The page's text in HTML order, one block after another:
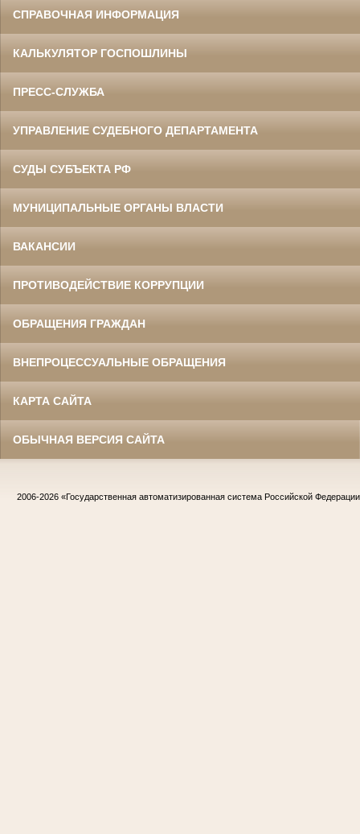
СПРАВОЧНАЯ ИНФОРМАЦИЯ
КАЛЬКУЛЯТОР ГОСПОШЛИНЫ
ПРЕСС-СЛУЖБА
УПРАВЛЕНИЕ СУДЕБНОГО ДЕПАРТАМЕНТА
СУДЫ СУБЪЕКТА РФ
МУНИЦИПАЛЬНЫЕ ОРГАНЫ ВЛАСТИ
ВАКАНСИИ
ПРОТИВОДЕЙСТВИЕ КОРРУПЦИИ
ОБРАЩЕНИЯ ГРАЖДАН
ВНЕПРОЦЕССУАЛЬНЫЕ ОБРАЩЕНИЯ
КАРТА САЙТА
ОБЫЧНАЯ ВЕРСИЯ САЙТА
2006-2026 «Государственная автоматизированная система Российской